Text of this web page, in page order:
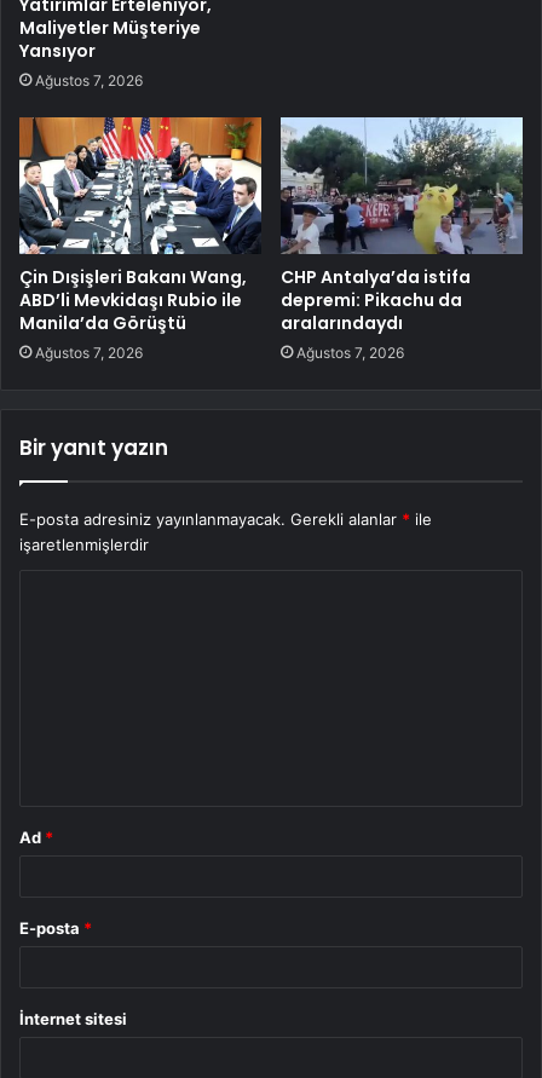
Yatırımlar Erteleniyor,
Maliyetler Müşteriye
Yansıyor
Ağustos 7, 2026
Çin Dışişleri Bakanı Wang,
ABD’li Mevkidaşı Rubio ile
Manila’da Görüştü
Ağustos 7, 2026
CHP Antalya’da istifa
depremi: Pikachu da
aralarındaydı
Ağustos 7, 2026
Bir yanıt yazın
E-posta adresiniz yayınlanmayacak. Gerekli alanlar * ile
işaretlenmişlerdir
Ad *
E-posta *
İnternet sitesi